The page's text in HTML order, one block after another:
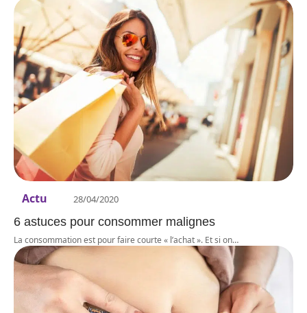
Actu 28/04/2020
6 astuces pour consommer malignes
La consommation est pour faire courte « l’achat ». Et si on…